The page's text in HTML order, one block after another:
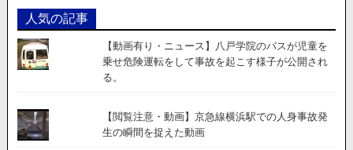
人気の記事
【動画有り・ニュース】八戸学院のバスが児童を
乗せ危険運転をして事故を起こす様子が公開され
る。
【閲覧注意・動画】京急線横浜駅での人身事故発
生の瞬間を捉えた動画